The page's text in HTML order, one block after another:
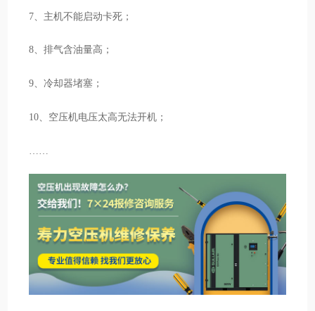
7、主机不能启动卡死；
8、排气含油量高；
9、冷却器堵塞；
10、空压机电压太高无法开机；